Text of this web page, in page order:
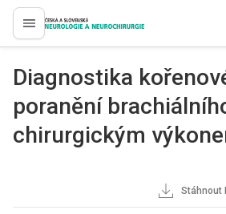
proLékaře.cz
Diagnostika
poranění
chirurgickým
Stáhnout